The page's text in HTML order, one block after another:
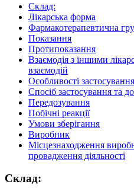
Склад:
Лікарська форма
Фармакотерапевтична
Показання
Протипоказання
Взаємодія з іншими
взаємодій
Особливості застосування
Спосіб застосування та
Передозування
Побічні реакції
Умови зберігання
Виробник
Місцезнаходження
провадження діяльності
Склад: